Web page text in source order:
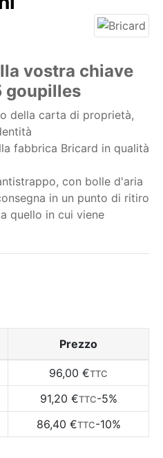
vostra chiave
goupilles
della carta di proprietà,
fabbrica Bricard in qualità
con bolle d'aria
in un punto di ritiro
quello in cui viene
Prezzo
96,00 €TTC
91,20 €TTC-5%
86,40 €TTC-10%